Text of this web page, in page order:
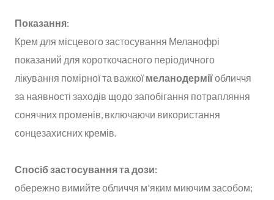
Показання:
Крем для місцевого застосування Меланофрі
показаний для короткочасного періодичного
лікування помірної та важкоїмеланодерміїобличчя
за наявності заходів щодо запобігання потрапляння
сонячних променів, включаючи використання
сонцезахисних кремів.
Спосіб застосування та дози:
обережно вимийте обличчя м'яким миючим засобом;